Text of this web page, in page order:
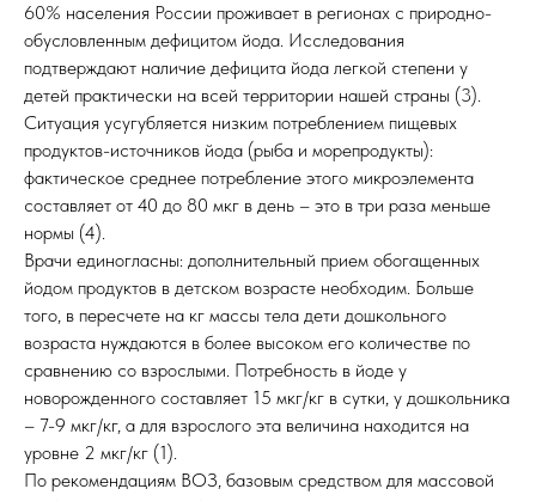
60% населения России проживает в регионах с природно-
обусловленным дефицитом йода. Исследования
подтверждают наличие дефицита йода легкой степени у
детей практически на всей территории нашей страны (3).
Ситуация усугубляется низким потреблением пищевых
продуктов-источников йода (рыба и морепродукты):
фактическое среднее потребление этого микроэлемента
составляет от 40 до 80 мкг в день – это в три раза меньше
нормы (4).
Врачи единогласны: дополнительный прием обогащенных
йодом продуктов в детском возрасте необходим. Больше
того, в пересчете на кг массы тела дети дошкольного
возраста нуждаются в более высоком его количестве по
сравнению со взрослыми. Потребность в йоде у
новорожденного составляет 15 мкг/кг в сутки, у дошкольника
– 7-9 мкг/кг, а для взрослого эта величина находится на
уровне 2 мкг/кг (1).
По рекомендациям ВОЗ, базовым средством для массовой